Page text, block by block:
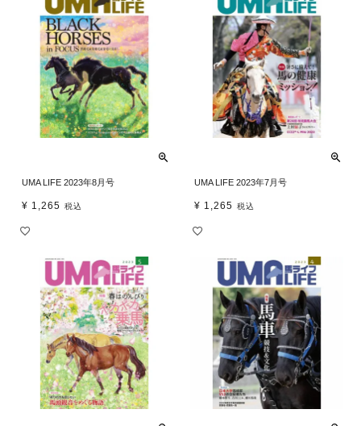
UMA LIFE 2023年8月号
¥ 1,265 税込
UMA LIFE 2023年7月号
¥ 1,265 税込